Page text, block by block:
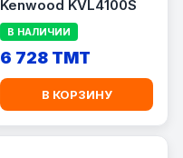
Kenwood KVL4100S
В НАЛИЧИИ
6 728 TMT
В КОРЗИНУ